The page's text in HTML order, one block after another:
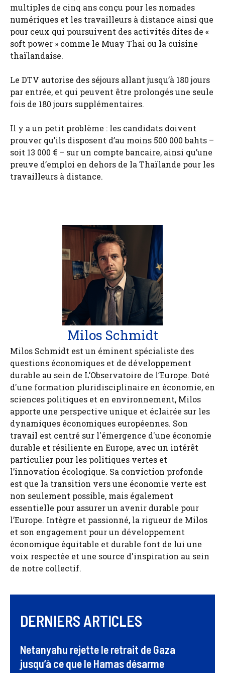
multiples de cinq ans conçu pour les nomades
numériques et les travailleurs à distance ainsi que
pour ceux qui poursuivent des activités dites de «
soft power » comme le Muay Thai ou la cuisine
thaïlandaise.
Le DTV autorise des séjours allant jusqu’à 180 jours
par entrée, et qui peuvent être prolongés une seule
fois de 180 jours supplémentaires.
Il y a un petit problème : les candidats doivent
prouver qu’ils disposent d’au moins 500 000 bahts –
soit 13 000 € – sur un compte bancaire, ainsi qu’une
preuve d’emploi en dehors de la Thaïlande pour les
travailleurs à distance.
Milos Schmidt
Milos Schmidt est un éminent spécialiste des
questions économiques et de développement
durable au sein de L’Observatoire de l’Europe. Doté
d'une formation pluridisciplinaire en économie, en
sciences politiques et en environnement, Milos
apporte une perspective unique et éclairée sur les
dynamiques économiques européennes. Son
travail est centré sur l'émergence d'une économie
durable et résiliente en Europe, avec un intérêt
particulier pour les politiques vertes et
l’innovation écologique. Sa conviction profonde
est que la transition vers une économie verte est
non seulement possible, mais également
essentielle pour assurer un avenir durable pour
l’Europe. Intègre et passionné, la rigueur de Milos
et son engagement pour un développement
économique équitable et durable font de lui une
voix respectée et une source d'inspiration au sein
de notre collectif.
DERNIERS ARTICLES
Netanyahu rejette le retrait de Gaza
jusqu’à ce que le Hamas désarme